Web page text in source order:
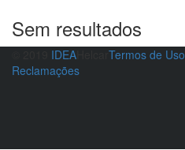
Sem resultados
IDEA Termos de Uso
Reclamações